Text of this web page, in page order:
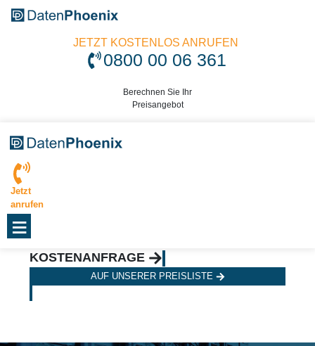
JETZT KOSTENLOS ANRUFEN
0800 00 06 361
Berechnen Sie Ihr
Preisangebot
Jetzt
anrufen
≡
KOSTENANFRAGE
AUF UNSERER PREISLISTE